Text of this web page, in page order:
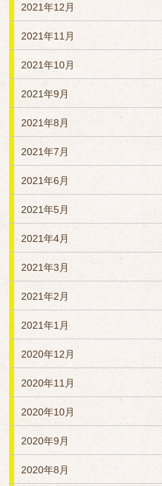
2021年12月
2021年11月
2021年10月
2021年9月
2021年8月
2021年7月
2021年6月
2021年5月
2021年4月
2021年3月
2021年2月
2021年1月
2020年12月
2020年11月
2020年10月
2020年9月
2020年8月